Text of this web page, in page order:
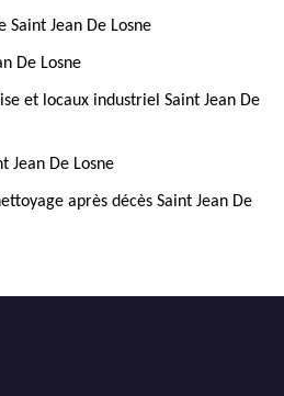
Saint Jean De Losne
De Losne
et locaux industriel Saint Jean De
Jean De Losne
après décès Saint Jean De